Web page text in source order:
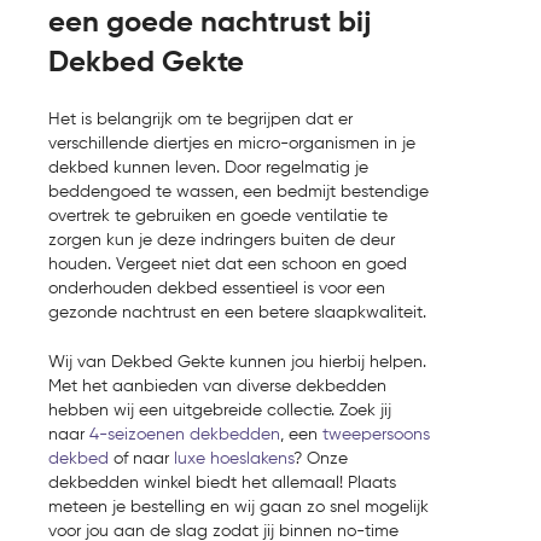
een goede nachtrust bij
Dekbed Gekte
Het is belangrijk om te begrijpen dat er
verschillende diertjes en micro-organismen in je
dekbed kunnen leven. Door regelmatig je
beddengoed te wassen, een bedmijt bestendige
overtrek te gebruiken en goede ventilatie te
zorgen kun je deze indringers buiten de deur
houden. Vergeet niet dat een schoon en goed
onderhouden dekbed essentieel is voor een
gezonde nachtrust en een betere slaapkwaliteit.
Wij van Dekbed Gekte kunnen jou hierbij helpen.
Met het aanbieden van diverse dekbedden
hebben wij een uitgebreide collectie. Zoek jij
naar4-seizoenen dekbedden, een tweepersoons
dekbed of naar luxe hoeslakens? Onze
dekbedden winkel biedt het allemaal! Plaats
meteen je bestelling en wij gaan zo snel mogelijk
voor jou aan de slag zodat jij binnen no-time